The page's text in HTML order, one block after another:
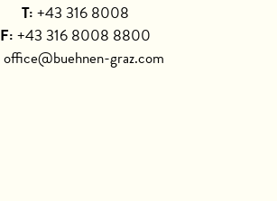
T: +43 316 8008
F: +43 316 8008 8800
office@buehnen-graz.com